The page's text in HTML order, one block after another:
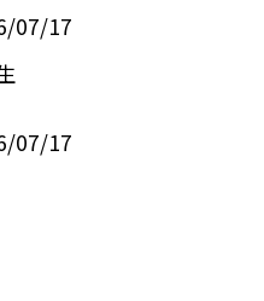
07/17
07/17